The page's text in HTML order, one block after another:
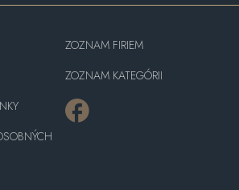
ZOZNAM FIRIEM
ZOZNAM KATEGÓRII